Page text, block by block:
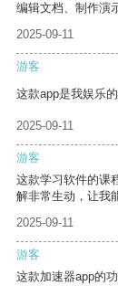
编辑文档、制作演
2025-09-11
游客
这款app是我娱乐
2025-09-11
游客
这款学习软件的课
解非常生动，让我
2025-09-11
游客
这款加速器app的